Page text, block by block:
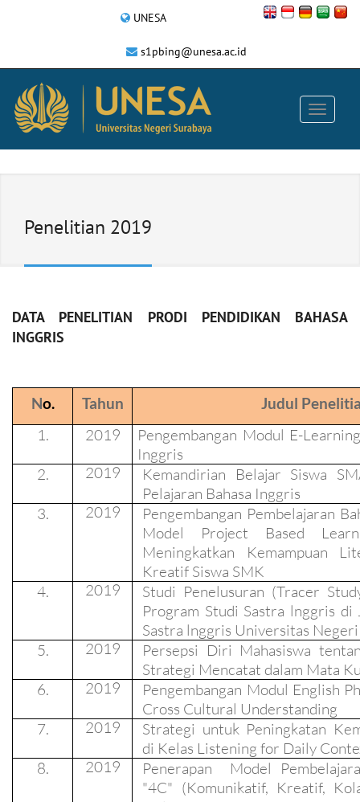
UNESA
s1pbing@unesa.ac.id
Penelitian 2019
DATA PENELITIAN PRODI PENDIDIKAN BAHASA
INGGRIS
No. Tahun Judul
1. 2019
Pengembangan Modul E-
Inggris
2.
2019
Kemandirian Belajar Siswa
Pelajaran Bahasa Inggris
3.
2019
Pengembangan Pembelajaran
Model Project Based
Meningkatkan Kemampuan
Kreatif Siswa SMK
4.
2019
Studi Penelusuran (Tracer
Program Studi Sastra lnggris di
Sastra lnggris Universitas Negeri
5.
2019 Persepsi Diri Mahasiswa
Strategi Mencatat dalam Mata
6.
2019
Pengembangan Modul English
Cross Cultural Understanding
7.
2019
Strategi untuk Peningkatan
di Kelas Listening for Daily
8.
2019 Penerapan
Model
"4C" (Komunikatif, Kreatif,